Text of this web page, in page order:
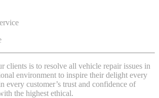
clients is to resolve all vehicle repair issues in
environment to inspire their delight every
every customer’s trust and confidence of
the highest ethical.